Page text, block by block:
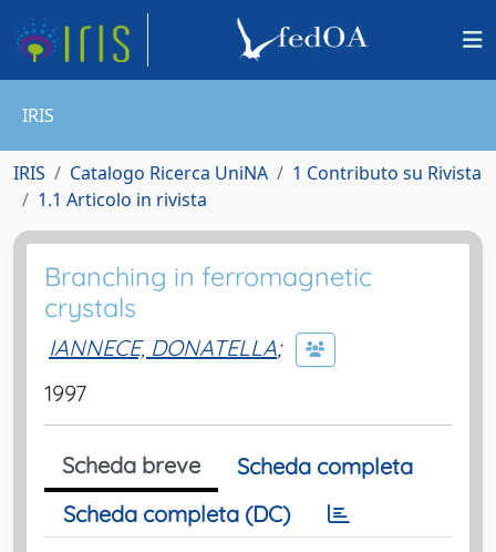
IRIS
IRIS Catalogo Ricerca UniNA
1 Contributo su Rivista
1.1 Articolo in rivista
Branching in ferromagnetic
crystals
IANNECE, DONATELLA;
1997
Scheda breve
Scheda completa
Scheda completa (DC)